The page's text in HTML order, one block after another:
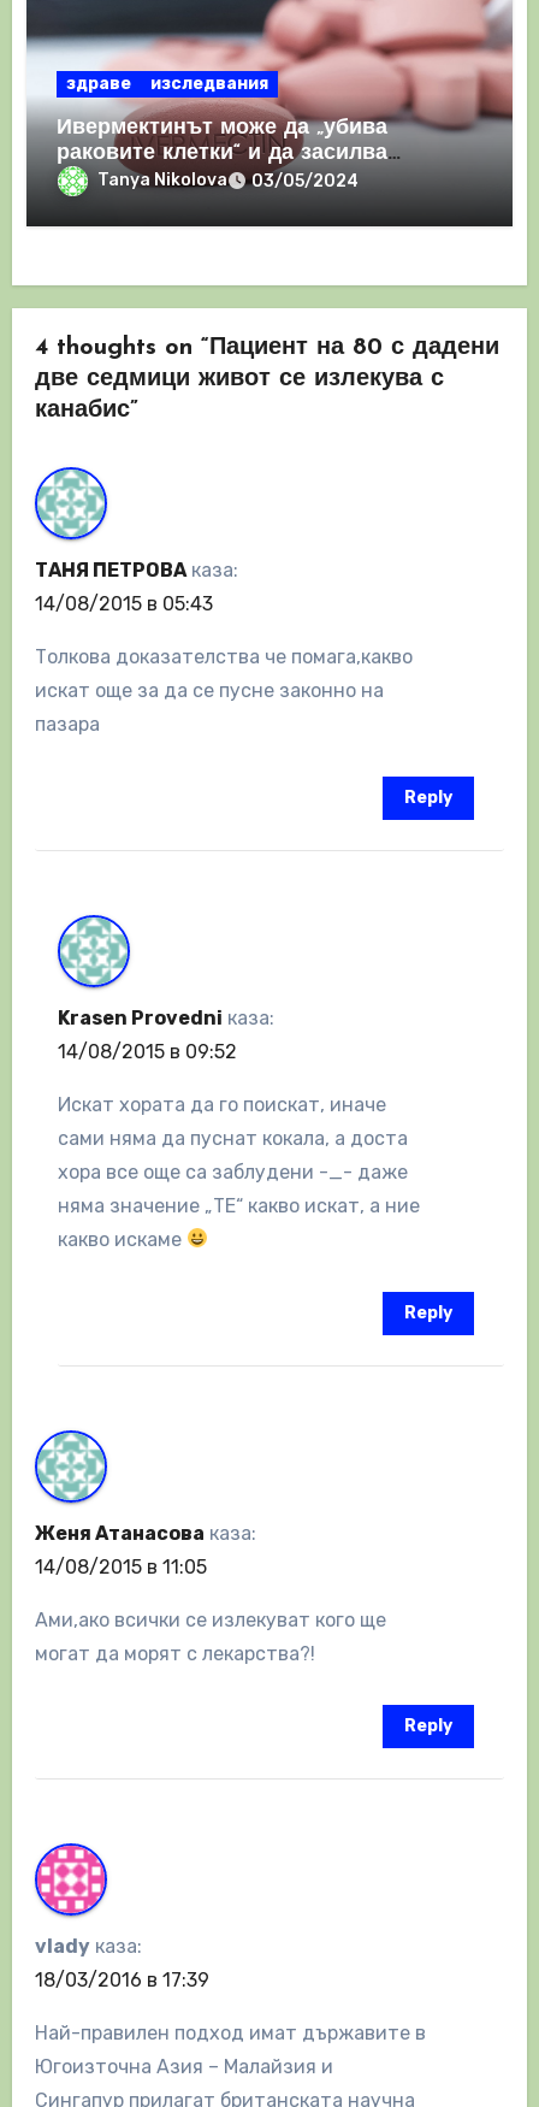
здраве изследвания
Ивермектинът може да „убива
раковите клетки“ и да засилва
имунния отговор
Tanya Nikolova 03/05/2024
4 thoughts on “Пациент на 80 с дадени
две седмици живот се излекува с
канабис”
ТАНЯ ПЕТРОВА каза:
14/08/2015 в 05:43
Толкова доказателства че помага,какво
искат още за да се пусне законно на
пазара
Reply
Krasen Provedni каза:
14/08/2015 в 09:52
Искат хората да го поискат, иначе
сами няма да пуснат кокала, а доста
хора все още са заблудени -_- даже
няма значение „ТЕ“ какво искат, а ние
какво искаме
Reply
Женя Атанасова каза:
14/08/2015 в 11:05
Ами,ако всички се излекуват кого ще
могат да морят с лекарства?!
Reply
vlady каза:
18/03/2016 в 17:39
Най-правилен подход имат държавите в
Югоизточна Азия – Малайзия и
Сингапур прилагат британската научна